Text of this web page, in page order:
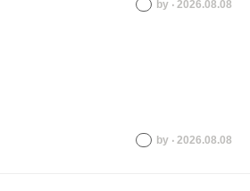
by ‧ 2026.08.08
by ‧ 2026.08.08